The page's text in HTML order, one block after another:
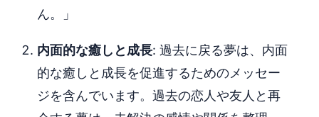
ん。」
内面的な癒しと成長: 過去に戻る夢は、内面
的な癒しと成長を促進するためのメッセー
ジを含んでいます。過去の恋人や友人と再